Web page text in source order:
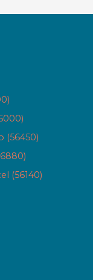
(56450)
(56140)